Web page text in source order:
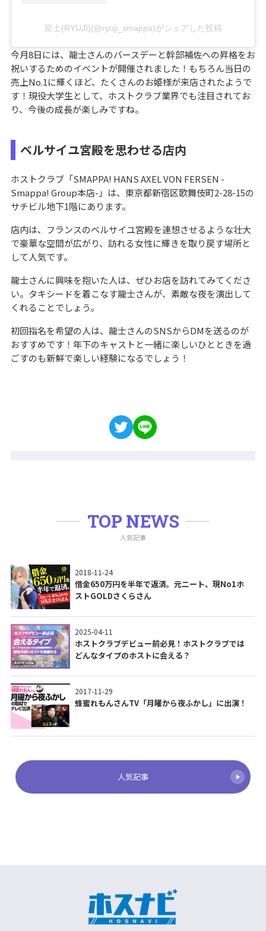
龍士(RYUJI)(@ryuji_smappa)がシェアした投稿
今月8日には、龍士さんのバースデーと幹部補佐への昇格をお
祝いするためのイベントが開催されました！もちろん当日の
売上No.1に輝くほど、たくさんのお姫様が来店されたようで
す！現役大学生として、ホストクラブ業界でも注目されてお
り、今後の成長が楽しみですね。
ベルサイユ宮殿を思わせる店内
ホストクラブ「SMAPPA! HANS AXEL VON FERSEN -
Smappa! Group本店-」は、東京都新宿区歌舞伎町2-28-15の
サチビル地下1階にあります。
店内は、フランスのベルサイユ宮殿を連想させるような壮大
で豪華な空間が広がり、訪れる女性に輝きを取り戻す場所と
して人気です。
龍士さんに興味を抱いた人は、ぜひお店を訪れてみてくださ
い。タキシードを着こなす龍士さんが、素敵な夜を演出して
くれることでしょう。
初回指名を希望の人は、龍士さんのSNSからDMを送るのが
おすすめです！年下のキャストと一緒に楽しいひとときを過
ごすのも新鮮で楽しい経験になるでしょう！
TOP NEWS
人気記事
2018-11-24
借金650万円を半年で返済。元ニート、現No1ホ
ストGOLDさくらさん
2025-04-11
ホストクラブデビュー前必見！ホストクラブでは
どんなタイプのホストに会える？
2017-11-29
蜂蜜れもんさんTV「月曜から夜ふかし」に出演！
人気記事